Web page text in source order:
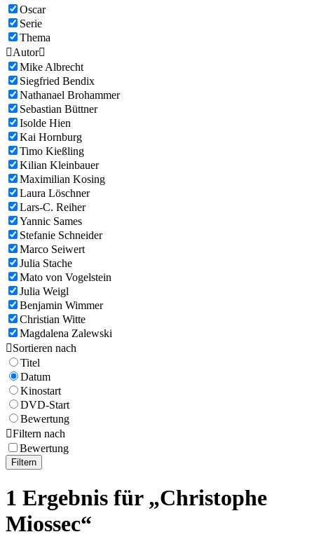
Oscar
Serie
Thema
Autor
Mike Albrecht
Siegfried Bendix
Nathanael Brohammer
Sebastian Büttner
Isolde Hien
Kai Hornburg
Timo Kießling
Kilian Kleinbauer
Maximilian Kosing
Laura Löschner
Lars-C. Reiher
Yannic Sames
Stefanie Schneider
Marco Seiwert
Julia Stache
Mato von Vogelstein
Julia Weigl
Benjamin Wimmer
Christian Witte
Magdalena Zalewski
Sortieren nach
Titel
Datum
Kinostart
DVD-Start
Bewertung
Filtern nach
Bewertung
Filtern
1 Ergebnis für „Christophe
Miossec“